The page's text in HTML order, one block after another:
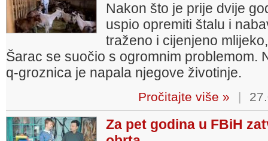
Nakon što je prije dvije
uspio opremiti štalu i
traženo i cijenjeno
Šarac se suočio s ogromnim problemom.
q-groznica je napala njegove životinje.
Pročitajte više » |
Za pet godina u FBiH